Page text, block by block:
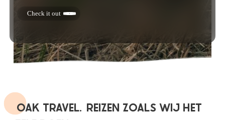
Check it out
OAK TRAVEL. REIZEN ZOALS WIJ HET